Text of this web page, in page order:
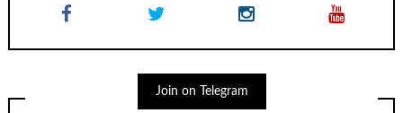
Join on Telegram